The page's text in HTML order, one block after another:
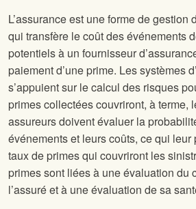
L’assurance est une forme de
qui transfère le coût des événements
potentiels à un fournisseur
paiement d’une prime. Les systèmes
s’appuient sur le calcul des risques
primes collectées couvriront, à terme,
assureurs doivent évaluer la
événements et leurs coûts, ce qui leur
taux de primes qui couvriront les
primes sont liées à une évaluation du
l’assuré et à une évaluation de sa